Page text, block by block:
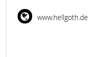
www.hellgoth.de